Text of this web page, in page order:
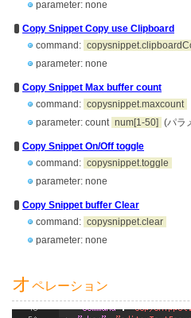
parameter: none
Copy Snippet Copy use Clipboard
command:
parameter: none
Copy Snippet Max buffer count
command: copysnippet.maxcount
parameter: count num[1-50] (パラ
Copy Snippet On/Off toggle
command: copysnippet.toggle
parameter: none
Copy Snippet buffer Clear
command: copysnippet.clear
parameter: none
オペレーション